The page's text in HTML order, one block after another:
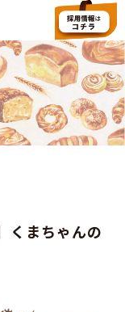
くまちゃんの